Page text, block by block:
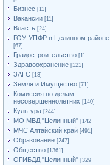
Бизнес [11]
Вакансии [11]
Власть [24]
ГОУ-УПФР в Целинном районе
[67]
Градостроительство [1]
Здравоохранение [121]
ЗАГС [13]
Земля и Имущество [71]
Комиссия по делам
несовершеннолетних [140]
Культура [244]
МО МВД "Целинный" [142]
МЧС Алтайский край [491]
Образование [247]
Общество [1361]
ОГИБДД "Целинный" [329]